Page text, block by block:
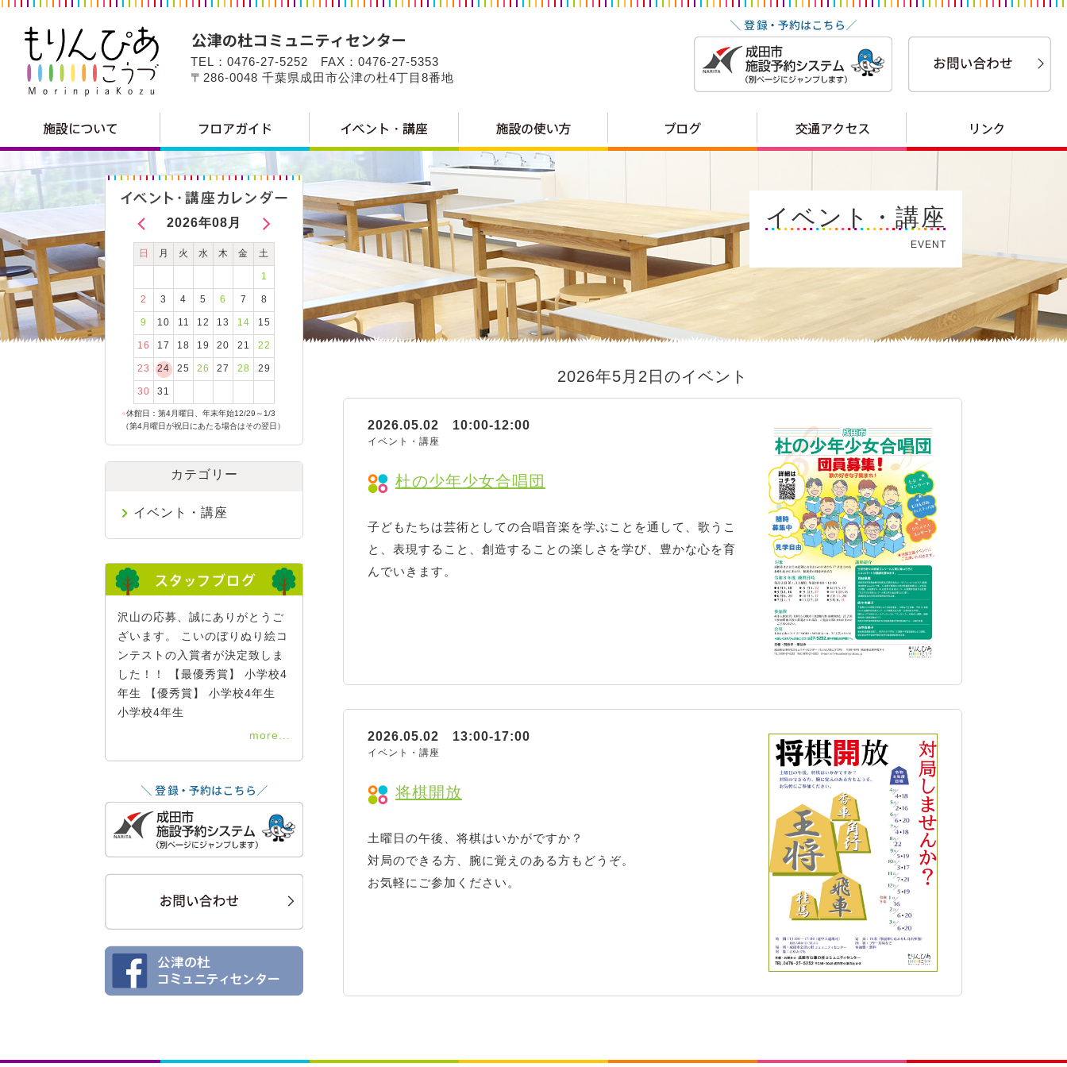
TEL：0476-27-5252 FAX：0476-27-5353
〒286-0048 千葉県成田市公津の杜4丁目8番地
イベント・講座
EVENT
2026年5月2日のイベント
杜の少年少女合唱団
2026.05.02 10:00-12:00
イベント・講座
子どもたちは芸術としての合唱音楽を学ぶことを通して、歌うこ
と、表現すること、創造することの楽しさを学び、豊かな心を育
んでいきます。
将棋開放
2026.05.02 13:00-17:00
イベント・講座
土曜日の午後、将棋はいかがですか？
対局のできる方、腕に覚えのある方もどうぞ。
お気軽にご参加ください。
2026年08月
日 月 火 水 木 金 土
1
2 3 4 5 6 7 8
9 10 11 12 13 14 15
16 17 18 19 20 21 22
23 24 25 26 27 28 29
30 31
●休館日：第4月曜日、年末年始12/29～1/3
（第4月曜日が祝日にあたる場合はその翌日）
カテゴリー
イベント・講座
沢山の応募、誠にありがとうご
ざいます。 こいのぼりぬり絵コ
ンテストの入賞者が決定致しま
した！！ 【最優秀賞】 小学校4
年生 【優秀賞】 小学校4年生
小学校4年生
more...